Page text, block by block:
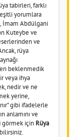
tabirleri, farklı
yorumlara
İmam Abdülgani
Kuteybe ve
ve
rüya
beklenmedik
veya ihya
nedir ve ne
yerine,
gibi ifadelerle
anlamını ve
görmek için Rüya